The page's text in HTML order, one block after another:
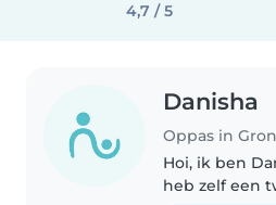
4,7 / 5
Danisha
Oppas in
Hoi, ik ben
heb zelf een